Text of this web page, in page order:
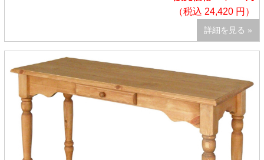
（税込 24,420 円）
詳細を見る »